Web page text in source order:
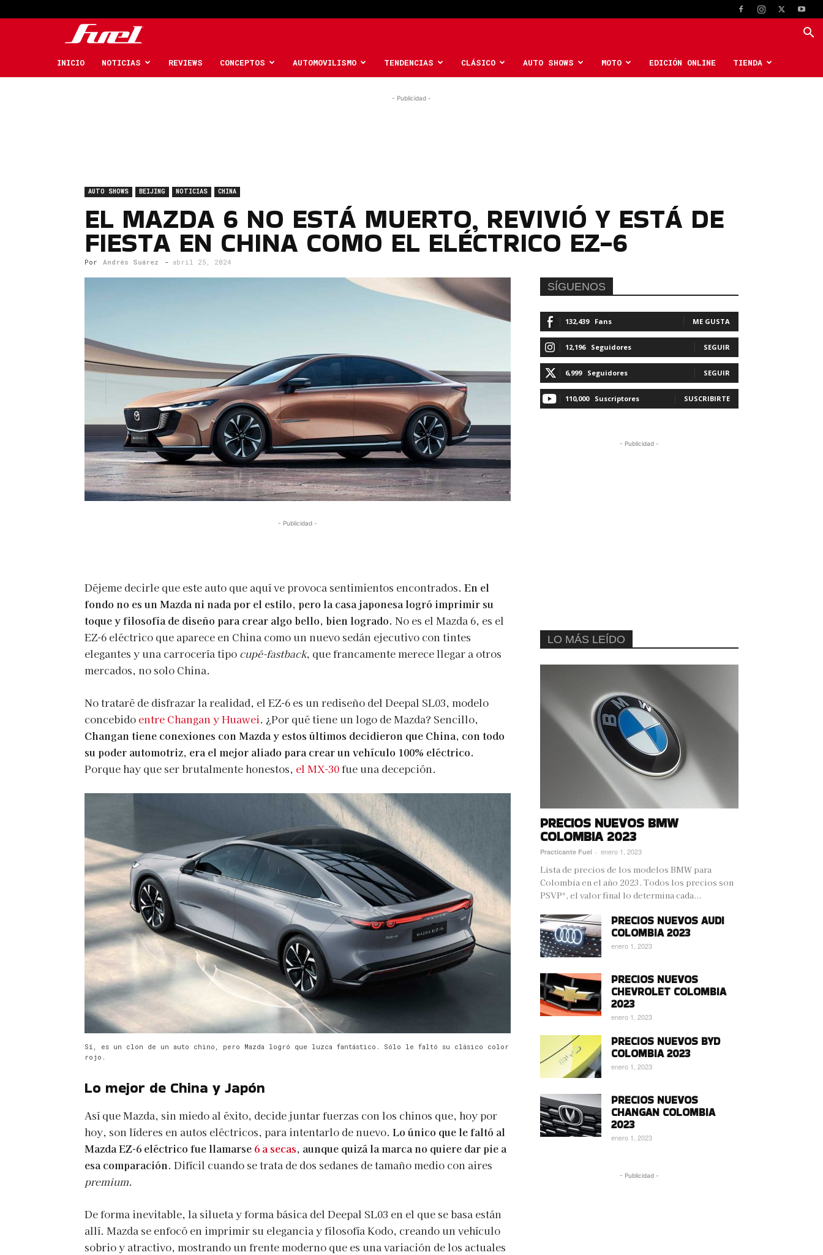
Car
INICIO NOTICIAS REVIEWS CONCEPTOS AUTOMOVILISMO TENDENCIAS CLÁSICO AUTO SHOWS MOTO EDICIÓN ONLINE TIENDA
- Publicidad -
AUTO SHOWS BEIJING NOTICIAS CHINA
EL MAZDA 6 NO ESTÁ MUERTO, REVIVIÓ Y ESTÁ DE
FIESTA EN CHINA COMO EL ELÉCTRICO EZ-6
Por Andrés Suárez - abril 25, 2024
- Publicidad -
Déjeme decirle que este auto que aquí ve provoca sentimientos encontrados. En el
fondo no es un Mazda ni nada por el estilo, pero la casa japonesa logró imprimir su
toque y filosofía de diseño para crear algo bello, bien logrado. No es el Mazda 6, es el
EZ-6 eléctrico que aparece en China como un nuevo sedán ejecutivo con tintes
elegantes y una carrocería tipo cupé-fastback, que francamente merece llegar a otros
mercados, no solo China.
No trataré de disfrazar la realidad, el EZ-6 es un rediseño del Deepal SL03, modelo
concebido entre Changan y Huawei. ¿Por qué tiene un logo de Mazda? Sencillo,
Changan tiene conexiones con Mazda y estos últimos decidieron que China, con todo
su poder automotriz, era el mejor aliado para crear un vehículo 100% eléctrico.
Porque hay que ser brutalmente honestos, el MX-30fue una decepción.
Sí, es un clon de un auto chino, pero Mazda logró que luzca fantástico. Sólo le faltó su clásico color
rojo.
Lo mejor de China y Japón
Así que Mazda, sin miedo al éxito, decide juntar fuerzas con los chinos que, hoy por
hoy, son líderes en autos eléctricos, para intentarlo de nuevo. Lo único que le faltó al
Mazda EZ-6 eléctrico fue llamarse 6 a secas, aunque quizá la marca no quiere dar pie a
esa comparación. Difícil cuando se trata de dos sedanes de tamaño medio con aires
premium.
De forma inevitable, la silueta y forma básica del Deepal SL03 en el que se basa están
allí. Mazda se enfocó en imprimir su elegancia y filosofía Kodo, creando un vehículo
sobrio y atractivo, mostrando un frente moderno que es una variación de los actuales
SÍGUENOS
132,439 Fans ME GUSTA
12,196 Seguidores SEGUIR
6,999 Seguidores SEGUIR
110,000 Suscriptores SUSCRIBIRTE
- Publicidad -
LO MÁS LEÍDO
PRECIOS NUEVOS BMW
COLOMBIA 2023
Practicante Fuel - enero 1, 2023
Lista de precios de los modelos BMW para
Colombia en el año 2023. Todos los precios son
PSVP*, el valor final lo determina cada...
PRECIOS NUEVOS AUDI
COLOMBIA 2023
enero 1, 2023
PRECIOS NUEVOS
CHEVROLET COLOMBIA
2023
enero 1, 2023
PRECIOS NUEVOS BYD
COLOMBIA 2023
enero 1, 2023
PRECIOS NUEVOS
CHANGAN COLOMBIA
2023
enero 1, 2023
- Publicidad -